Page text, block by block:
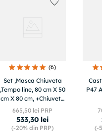
(6)
Set ,Masca Chiuveta
,Tempo line, 80 cm X 50
cm X 80 cm, +Chiuveta
bucatarie + Baterie
lebada flexibila+Sifon
scurgere
665,50 lei PRP
533,30 lei
(-20% din PRP)
P47
(-